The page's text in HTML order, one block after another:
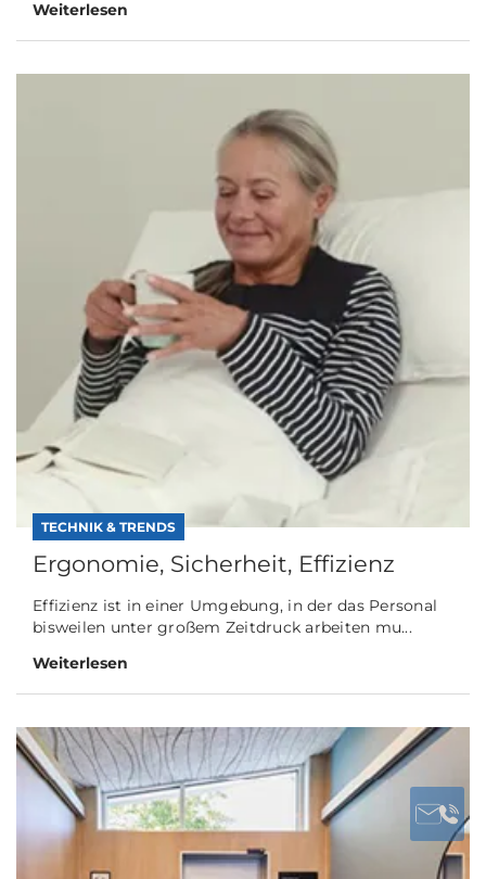
Weiterlesen
TECHNIK & TRENDS
Ergonomie, Sicherheit, Effizienz
Effizienz ist in einer Umgebung, in der das Personal
bisweilen unter großem Zeitdruck arbeiten mu...
Weiterlesen